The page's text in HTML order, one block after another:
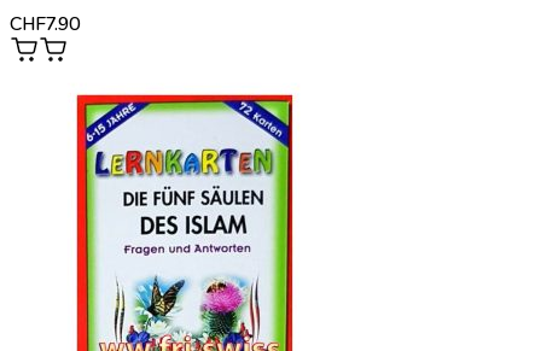
CHF7.90